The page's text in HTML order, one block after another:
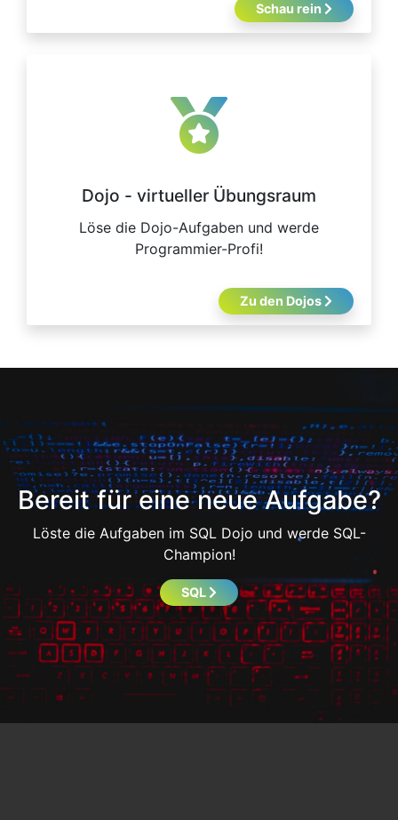
Schau rein
Dojo - virtueller Übungsraum
Löse die Dojo-Aufgaben und werde
Programmier-Profi!
Zu den Dojos
Bereit für eine neue Aufgabe?
Löste die Aufgaben im SQL Dojo und werde SQL-
Champion!
SQL